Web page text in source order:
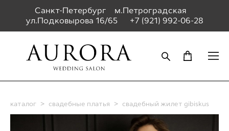
Санкт-Петербург м.Петроградская
ул.Подковырова 16/65 +7 (921) 992-06-28
каталог > свадебные платья > свадебный жилет gibiskus